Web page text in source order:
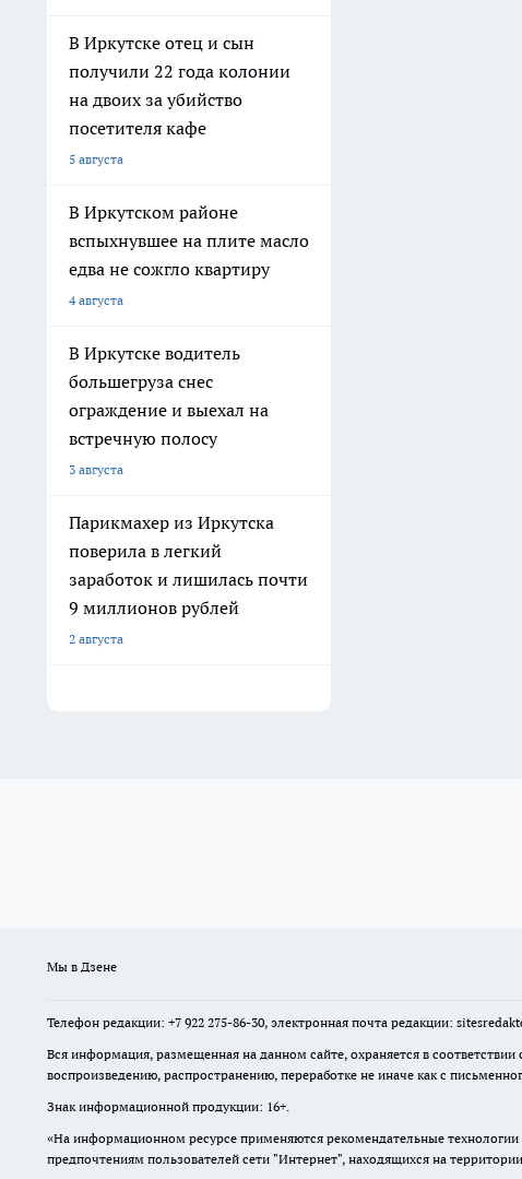
В Иркутске отец и сын
получили 22 года колонии
на двоих за убийство
посетителя кафе
5 августа
В Иркутском районе
вспыхнувшее на плите масло
едва не сожгло квартиру
4 августа
В Иркутске водитель
большегруза снес
ограждение и выехал на
встречную полосу
3 августа
Парикмахер из Иркутска
поверила в легкий
заработок и лишилась почти
9 миллионов рублей
2 августа
Мы в Дзене
Телефон редакции: +7 922 275-86-30, электронная почта редакции:
Вся информация, размещенная на данном сайте, охраняется в
воспроизведению, распространению, переработке не иначе как с
Знак информационной продукции: 16+.
«На информационном ресурсе применяются рекомендательные
предпочтениям пользователей сети "Интернет", находящихся на